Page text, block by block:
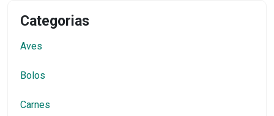
Categorias
Aves
Bolos
Carnes